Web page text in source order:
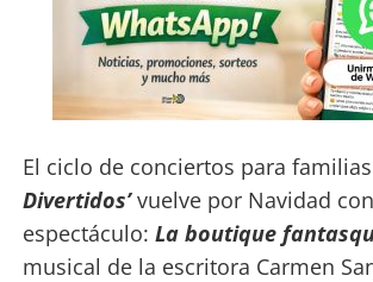
El ciclo de conciertos para familias
Divertidos’vuelve por Navidad
espectáculo: La boutique
musical de la escritora Carmen